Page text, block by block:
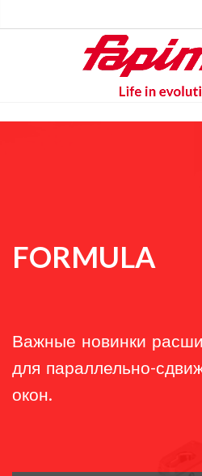
FORMULA
Важные новинки
для параллельно-
окон.